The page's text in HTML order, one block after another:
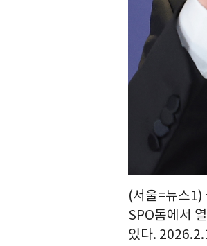
(서울=뉴스1)
SPO돔에서
있다.